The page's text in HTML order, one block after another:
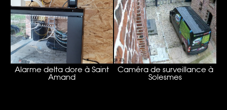
Alarme delta dore à Saint
Amand
Caméra de surveillance à
Solesmes